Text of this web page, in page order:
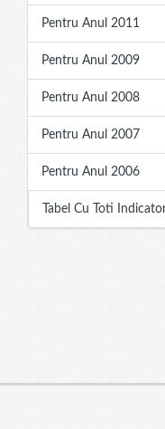
Pentru Anul 2011
Pentru Anul 2009
Pentru Anul 2008
Pentru Anul 2007
Pentru Anul 2006
Tabel Cu Toti